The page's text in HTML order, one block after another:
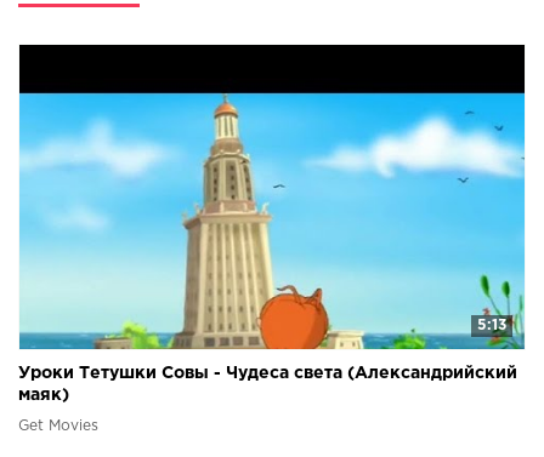
саванны подскажет, как вести себя в той или иной
Уроков Тетушки Совы — это новая незабываемая
история, которая непременно доставит ребенку массу
ярких впечатлений.
5:13
Уроки Тетушки Совы - Чудеса света (Александрийский
маяк)
Get Movies